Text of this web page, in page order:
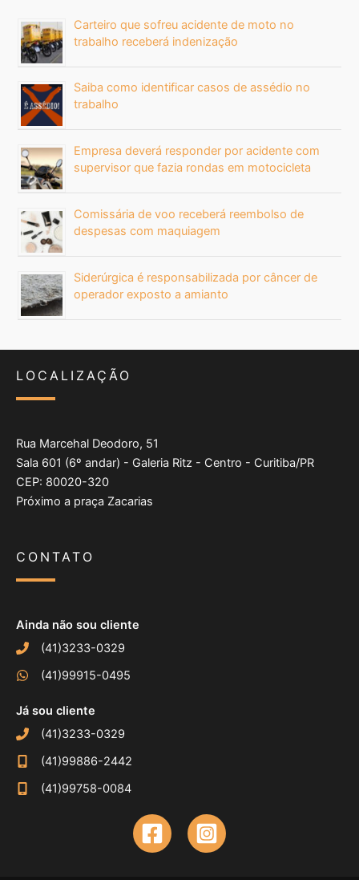
Carteiro que sofreu acidente de moto no
trabalho receberá indenização
Saiba como identificar casos de assédio no
trabalho
Empresa deverá responder por acidente com
supervisor que fazia rondas em motocicleta
Comissária de voo receberá reembolso de
despesas com maquiagem
Siderúrgica é responsabilizada por câncer de
operador exposto a amianto
LOCALIZAÇÃO
Rua Marcehal Deodoro, 51
Sala 601 (6º andar) - Galeria Ritz - Centro - Curitiba/PR
CEP: 80020-320
Próximo a praça Zacarias
CONTATO
Ainda não sou cliente
(41)3233-0329
(41)99915-0495
Já sou cliente
(41)3233-0329
(41)99886-2442
(41)99758-0084